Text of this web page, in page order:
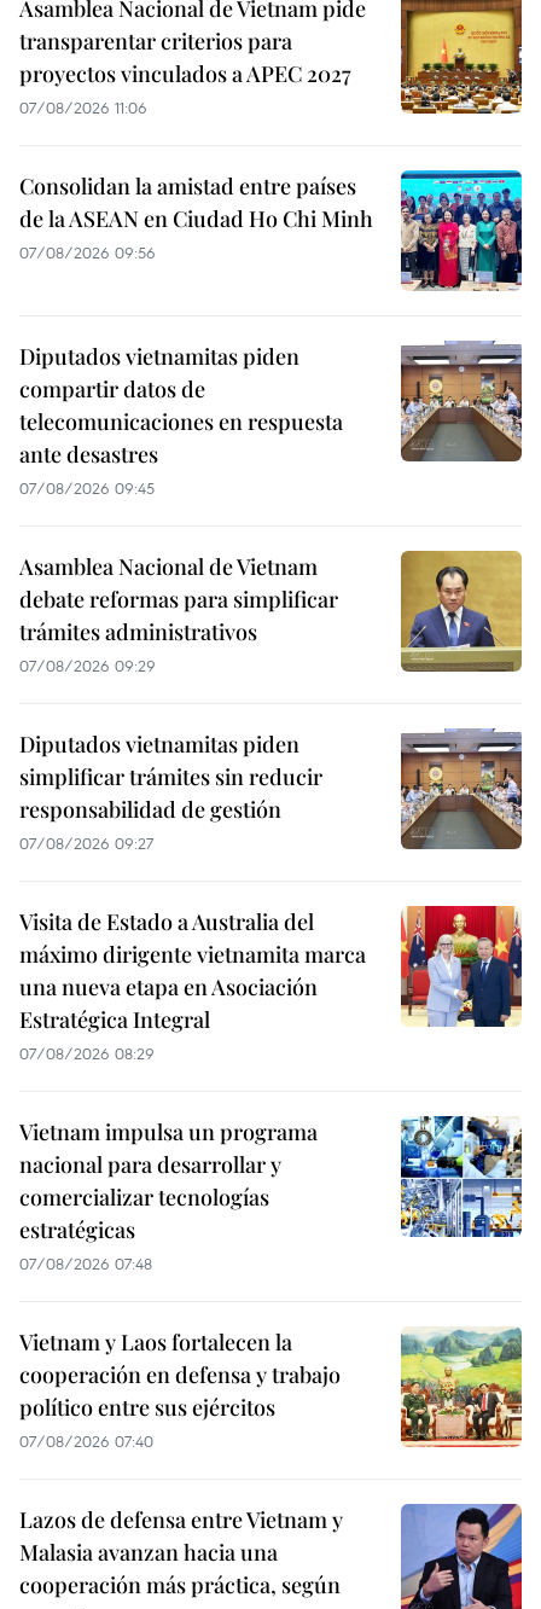
Asamblea Nacional de Vietnam pide
transparentar criterios para
proyectos vinculados a APEC 2027
07/08/2026 11:06
Consolidan la amistad entre países
de la ASEAN en Ciudad Ho Chi Minh
07/08/2026 09:56
Diputados vietnamitas piden
compartir datos de
telecomunicaciones en respuesta
ante desastres
07/08/2026 09:45
Asamblea Nacional de Vietnam
debate reformas para simplificar
trámites administrativos
07/08/2026 09:29
Diputados vietnamitas piden
simplificar trámites sin reducir
responsabilidad de gestión
07/08/2026 09:27
Visita de Estado a Australia del
máximo dirigente vietnamita marca
una nueva etapa en Asociación
Estratégica Integral
07/08/2026 08:29
Vietnam impulsa un programa
nacional para desarrollar y
comercializar tecnologías
estratégicas
07/08/2026 07:48
Vietnam y Laos fortalecen la
cooperación en defensa y trabajo
político entre sus ejércitos
07/08/2026 07:40
Lazos de defensa entre Vietnam y
Malasia avanzan hacia una
cooperación más práctica, según